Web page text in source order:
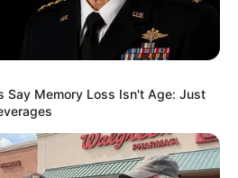
Say Memory Loss Isn't Age: Just